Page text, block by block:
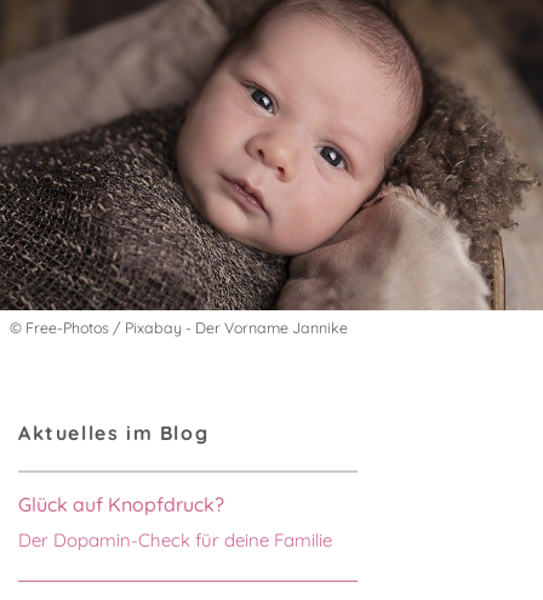
© Free-Photos / Pixabay - Der Vorname Jannike
Aktuelles im Blog
Glück auf Knopfdruck?
Der Dopamin-Check für deine Familie